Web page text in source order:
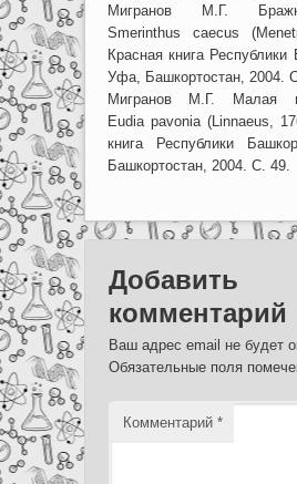
Мигранов М.Г.
Smerinthus caecus
Красная книга Республики
Уфа, Башкортостан, 2004.
Мигранов М.Г. Малая
Eudia pavonia (Linnaeus,
книга Республики
Башкортостан, 2004. С. 49.
Добавить
комментарий
Ваш адрес email не будет
Обязательные поля
Комментарий *